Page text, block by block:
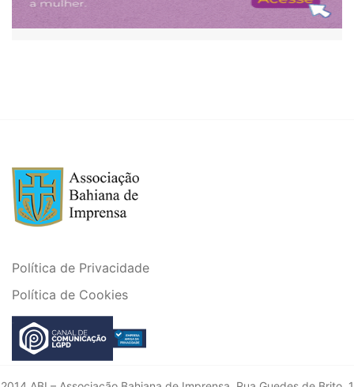
Política de Privacidade
Política de Cookies